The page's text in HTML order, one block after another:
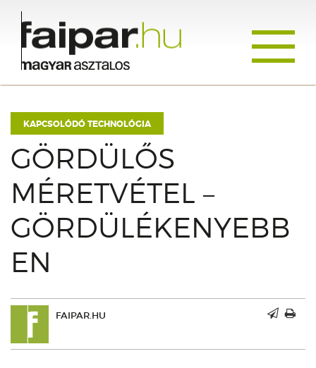
KAPCSOLÓDÓ TECHNOLÓGIA
GÖRDÜLŐS
MÉRETVÉTEL –
GÖRDÜLÉKENYEBB
EN
FAIPAR.HU